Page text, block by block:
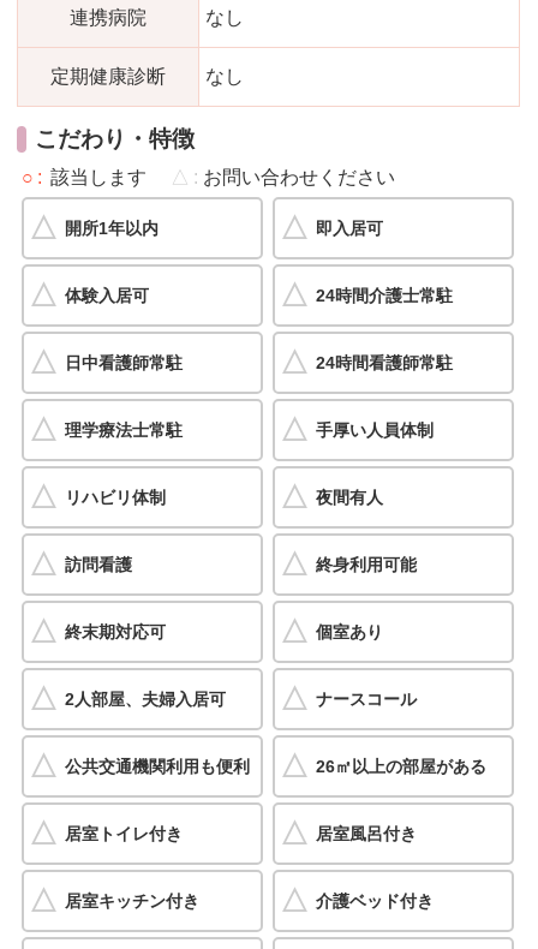
連携病院 なし
定期健康診断 なし
こだわり・特徴
○ 該当します △ お問い合わせください
開所1年以内 即入居可
体験入居可 24時間介護士常駐
日中看護師常駐 24時間看護師常駐
理学療法士常駐 手厚い人員体制
リハビリ体制 夜間有人
訪問看護 終身利用可能
終末期対応可 個室あり
2人部屋、夫婦入居可 ナースコール
公共交通機関利用も便利 26㎡以上の部屋がある
居室トイレ付き 居室風呂付き
居室キッチン付き 介護ベッド付き